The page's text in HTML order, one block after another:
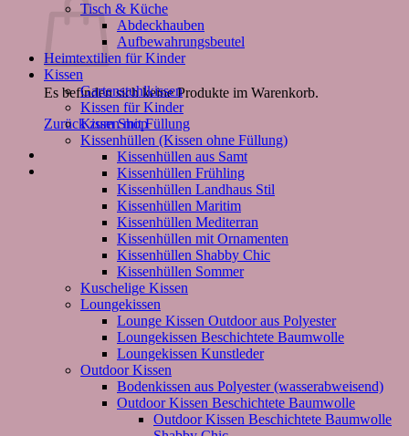
Es befinden sich keine Produkte im Warenkorb.
Zurück zum Shop
Tisch & Küche
Abdeckhauben
Aufbewahrungsbeutel
Heimtextilien für Kinder
Kissen
Gartenstuhlkissen
Kissen für Kinder
Kissen mit Füllung
Kissenhüllen (Kissen ohne Füllung)
Kissenhüllen aus Samt
Kissenhüllen Frühling
Kissenhüllen Landhaus Stil
Kissenhüllen Maritim
Kissenhüllen Mediterran
Kissenhüllen mit Ornamenten
Kissenhüllen Shabby Chic
Kissenhüllen Sommer
Kuschelige Kissen
Loungekissen
Lounge Kissen Outdoor aus Polyester
Loungekissen Beschichtete Baumwolle
Loungekissen Kunstleder
Outdoor Kissen
Bodenkissen aus Polyester (wasserabweisend)
Outdoor Kissen Beschichtete Baumwolle
Outdoor Kissen Beschichtete Baumwolle